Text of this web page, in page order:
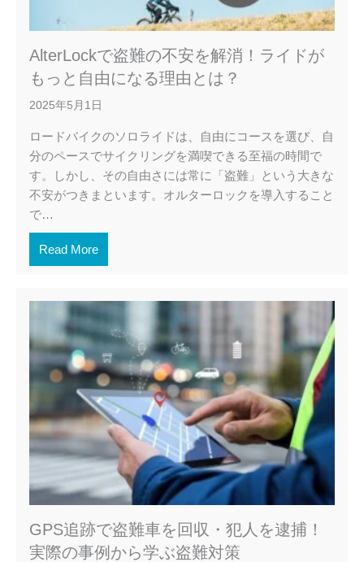
AlterLockで盗難の不安を解消！ライドが
もっと自由になる理由とは？
2025年5月1日
ロードバイクのソロライドは、自由にコースを選び、自
分のペースでサイクリングを満喫できる至福の時間で
す。しかし、その自由さには常に「盗難」という大きな
不安がつきまといます。オルターロックを導入すること
で…
Read More
GPS追跡で盗難車を回収・犯人を逮捕！
実際の事例から学ぶ盗難対策